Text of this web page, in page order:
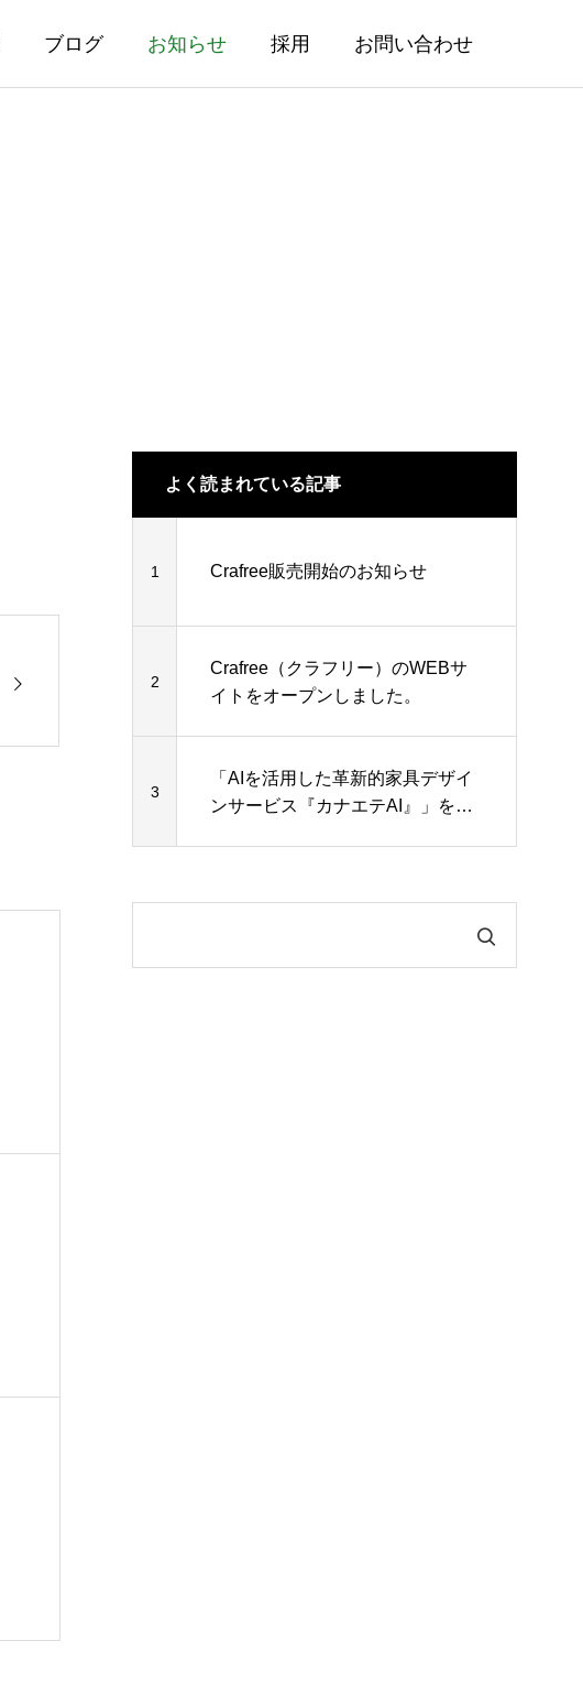
ブログ お知らせ 採用 お問い合わせ
よく読まれている記事
1 Crafree販売開始のお知らせ
2
Crafree（クラフリー）のWEBサ
イトをオープンしました。
3
「AIを活用した革新的家具デザイ
ンサービス『カナエテAI』」を提